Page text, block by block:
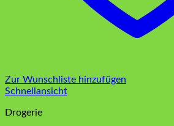
Zur Wunschliste hinzufügen
Schnellansicht
Drogerie